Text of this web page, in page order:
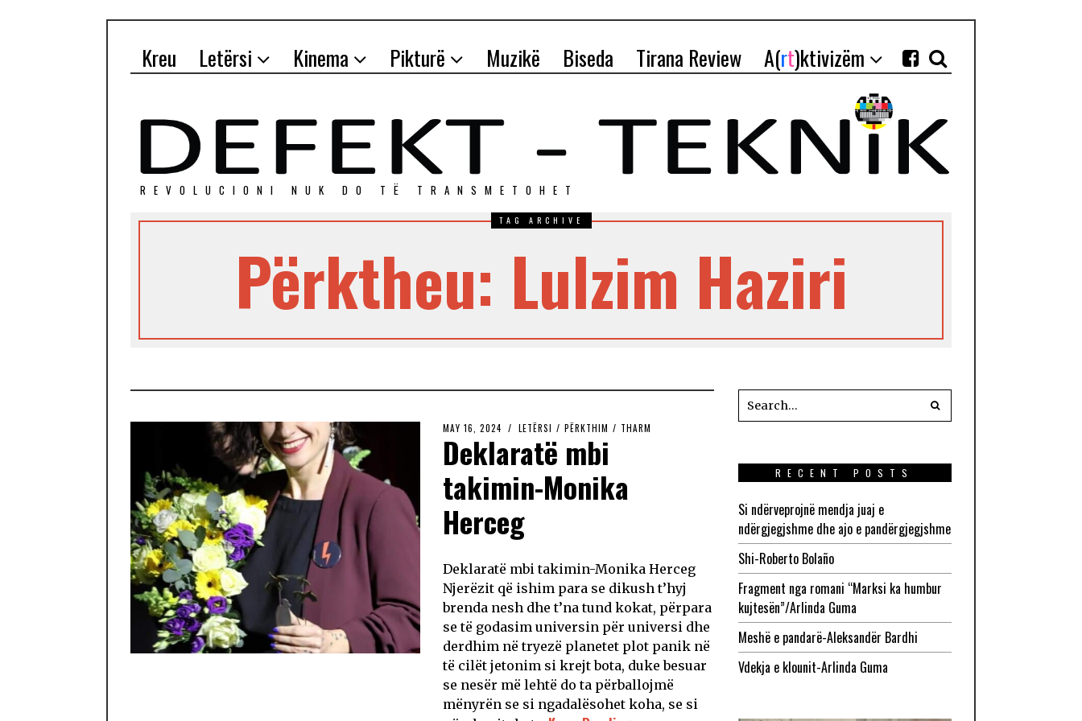
Kreu Letërsi Kinema Pikturë Muzikë Biseda Tirana Review A(rt)ktivizëm
REVOLUCIONI NUK DO TЁ TRANSMETOHET
TAG ARCHIVE
Përktheu: Lulzim Haziri
MAY 16, 2024 LETËRSI / PËRKTHIM / THARM
Deklaratë mbi
takimin-Monika
Herceg
Deklaratë mbi takimin-Monika Herceg
Njerëzit që ishim para se dikush t’hyj
brenda nesh dhe t’na tund kokat, përpara
se të godasim universin për universi dhe
derdhim në tryezë planetet plot panik në
të cilët jetonim si krejt bota, duke besuar
se nesër më lehtë do ta përballojmë
mënyrën se si ngadalësohet koha, se si
RECENT POSTS
Si ndërveprojnë mendja juaj e
ndërgjegjshme dhe ajo e pandërgjegjshme
Shi-Roberto Bolaño
Fragment nga romani “Marksi ka humbur
kujtesën”/Arlinda Guma
Meshë e pandarë-Aleksandër Bardhi
Vdekja e klounit-Arlinda Guma